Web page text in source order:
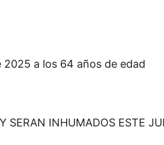
2025 a los 64 años de edad
SERAN INHUMADOS ESTE